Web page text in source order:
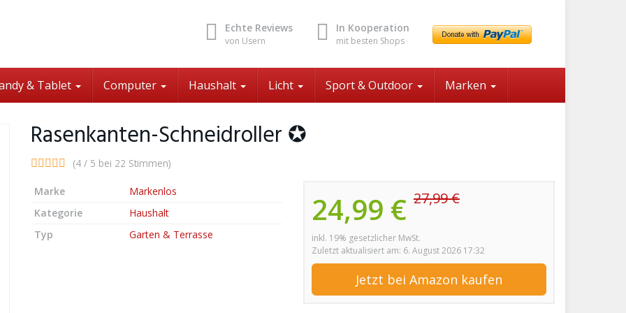
Echte Reviews
von Usern
In Kooperation
mit besten Shops
& Tablet Computer Haushalt Licht Sport & Outdoor Marken
Rasenkanten-Schneidroller ✪
(4 / 5 bei 22 Stimmen)
24,99 € 27,99 €
inkl. 19% gesetzlicher MwSt.
Zuletzt aktualisiert am: 6. August 2026 17:32
Jetzt bei Amazon kaufen
Marke
Markenlos
Kategorie
Haushalt
Typ
Garten & Terrasse